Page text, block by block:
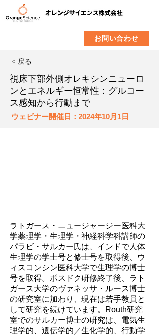
お問い合わせ
< 戻る
視床下部外側オレキシンニューロ
ンとエネルギー恒常性：グルコー
ス感知から行動まで
ウェビナー開催日：2024年10月1日
ラトガース・ニュージャージー医科大
学薬理学・生理学・神経科学科講師の
パラビ・サルカー氏は、インドで人体
生理学の学士号と修士号を取得後、ウ
ィスコンシン医科大学で生理学の博士
号を取得。ポスドク研修終了後、ラト
ガース大学のヴァネッサ・ルース博士
の研究室に加わり、現在は若手教員と
して研究を続けています。Routh研究
室でのサルカー博士の研究は、電気生
理学的、遺伝学的／生化学的、行動学